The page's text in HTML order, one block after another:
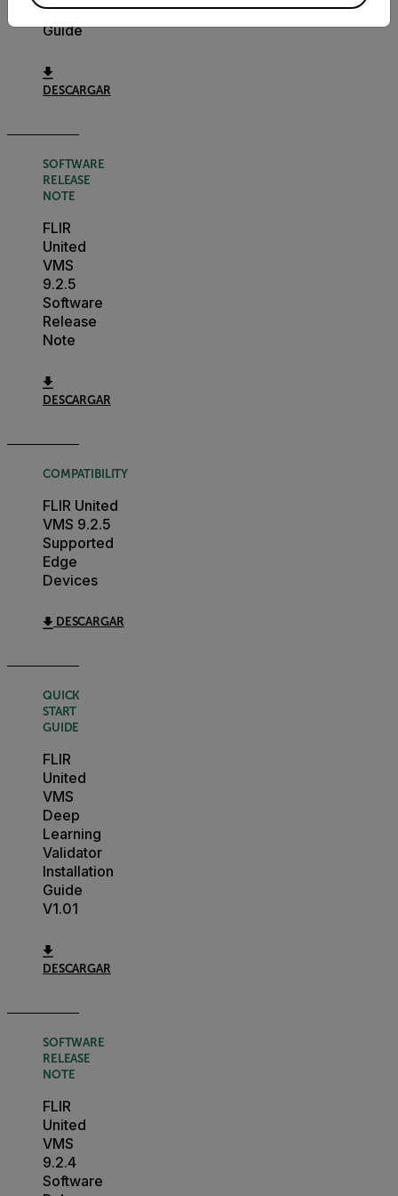
User
Guide
DESCARGAR
SOFTWARE
RELEASE
NOTE
FLIR
United
VMS
9.2.5
Software
Release
Note
DESCARGAR
COMPATIBILITY
FLIR United
VMS 9.2.5
Supported
Edge
Devices
DESCARGAR
QUICK
START
GUIDE
FLIR
United
VMS
Deep
Learning
Validator
Installation
Guide
V1.01
DESCARGAR
SOFTWARE
RELEASE
NOTE
FLIR
United
VMS
9.2.4
Software